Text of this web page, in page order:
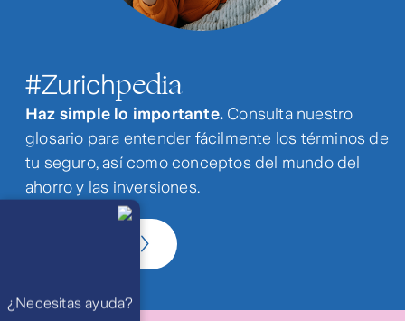
#Zurichpedia
Haz simple lo importante. Consulta nuestro
glosario para entender fácilmente los términos de
tu seguro, así como conceptos del mundo del
ahorro y las inversiones.
¿Necesitas ayuda?
WhatsApp
Atención 24